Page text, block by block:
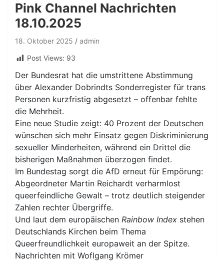
Pink Channel Nachrichten
18.10.2025
18. Oktober 2025
admin
Post Views: 93
Der Bundesrat hat die umstrittene Abstimmung
über Alexander Dobrindts Sonderregister für trans
Personen kurzfristig abgesetzt – offenbar fehlte
die Mehrheit.
Eine neue Studie zeigt: 40 Prozent der Deutschen
wünschen sich mehr Einsatz gegen Diskriminierung
sexueller Minderheiten, während ein Drittel die
bisherigen Maßnahmen überzogen findet.
Im Bundestag sorgt die AfD erneut für Empörung:
Abgeordneter Martin Reichardt verharmlost
queerfeindliche Gewalt – trotz deutlich steigender
Zahlen rechter Übergriffe.
Und laut dem europäischen Rainbow Index stehen
Deutschlands Kirchen beim Thema
Queerfreundlichkeit europaweit an der Spitze.
Nachrichten mit Woflgang Krömer